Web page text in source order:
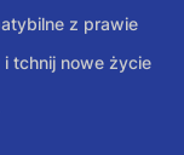
z prawie
tchnij nowe życie